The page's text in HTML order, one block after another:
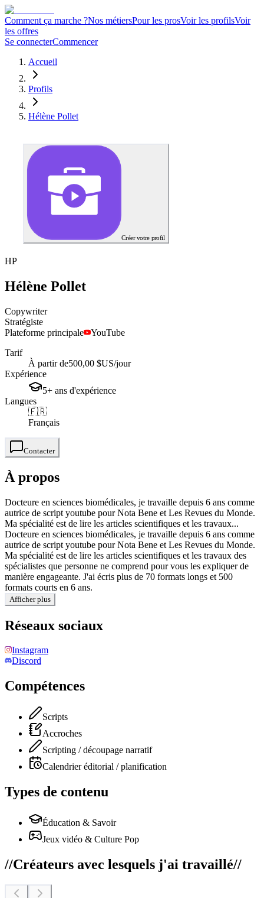
Comment ça marche ?Nos métiersPour les prosVoir les profilsVoir
les offres
Se connecterCommencer
Accueil
Profils
Hélène Pollet
Créer votre profil
HP
Hélène Pollet
Copywriter
Stratégiste
Plateforme principale
YouTube
Tarif
À partir de500,00 $US/jour
Expérience
5+ ans d'expérience
Langues
🇫🇷
Français
Contacter
À propos
Docteure en sciences biomédicales, je travaille depuis 6 ans comme
autrice de script youtube pour Nota Bene et Les Revues du Monde.
Ma spécialité est de lire les articles scientifiques et les travaux...
Docteure en sciences biomédicales, je travaille depuis 6 ans comme
autrice de script youtube pour Nota Bene et Les Revues du Monde.
Ma spécialité est de lire les articles scientifiques et les travaux des
spécialistes que personne ne comprend pour vous les expliquer de
manière engageante. J'ai écris plus de 70 formats longs et 500
formats courts en 6 ans.
Afficher plus
Réseaux sociaux
Instagram
Discord
Compétences
Scripts
Accroches
Scripting / découpage narratif
Calendrier éditorial / planification
Types de contenu
Éducation & Savoir
Jeux vidéo & Culture Pop
//Créateurs avec lesquels j'ai travaillé//